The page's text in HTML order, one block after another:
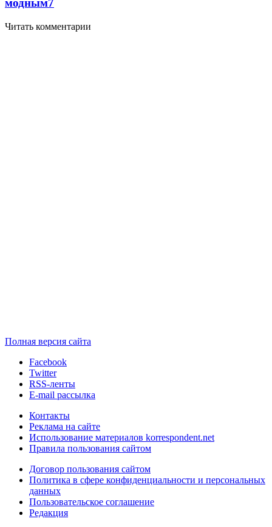
модным7
Читать комментарии
Полная версия сайта
Facebook
Twitter
RSS-ленты
E-mail рассылка
Контакты
Реклама на сайте
Использование материалов korrespondent.net
Правила пользования сайтом
Договор пользования сайтом
Политика в сфере конфиденциальности и персональных
данных
Пользовательское соглашение
Редакция